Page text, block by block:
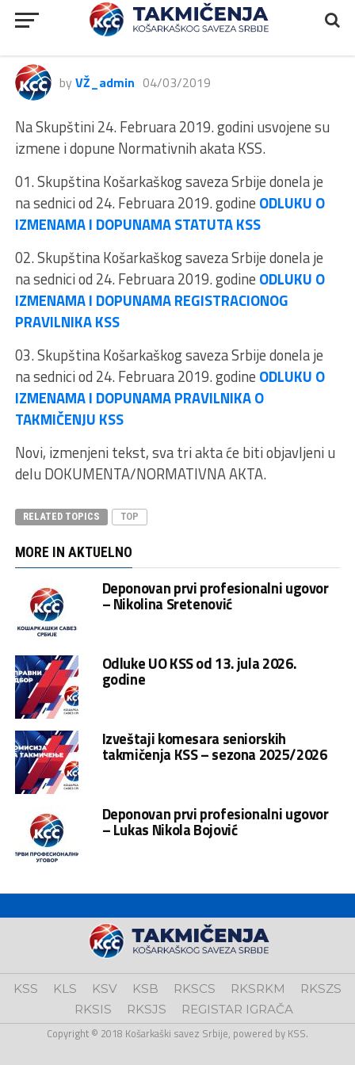
Izmene i dopune Normativnih
akata KSS
by VŽ_admin 04/03/2019
Na Skupštini 24. Februara 2019. godini usvojene su
izmene i dopune Normativnih akata KSS.
01. Skupština Košarkaškog saveza Srbije donela je
na sednici od 24. Februara 2019. godine ODLUKU O
IZMENAMA I DOPUNAMA STATUTA KSS
02. Skupština Košarkaškog saveza Srbije donela je
na sednici od 24. Februara 2019. godine ODLUKU O
IZMENAMA I DOPUNAMA REGISTRACIONOG
PRAVILNIKA KSS
03. Skupština Košarkaškog saveza Srbije donela je
na sednici od 24. Februara 2019. godine ODLUKU O
IZMENAMA I DOPUNAMA PRAVILNIKA O
TAKMIČENJU KSS
Novi, izmenjeni tekst, sva tri akta će biti objavljeni u
delu DOKUMENTA/NORMATIVNA AKTA.
RELATED TOPICS TOP
MORE IN AKTUELNO
Deponovan prvi profesionalni ugovor
– Nikolina Sretenović
Odluke UO KSS od 13. jula 2026.
godine
Izveštaji komesara seniorskih
takmičenja KSS – sezona 2025/2026
Deponovan prvi profesionalni ugovor
– Lukas Nikola Bojović
KSS KLS KSV KSB RKSCS RKSRKM
RKSZS
RKSIS
RKSJS REGISTAR IGRAČA
Copyright © 2018 Košarkaški savez Srbije, powered by KSS.